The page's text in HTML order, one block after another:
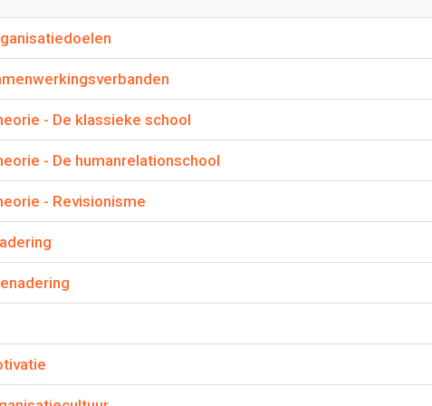
permanent proces van strategisch management
onderscheiden bij de cyclus van strategisch
en aanpassen vaardigheden, analyse en strategische
Dit is een preview. Er zijn 2 andere flashcards beschikbaar voor
Laat hier meer flashcards zien
(= organisatie) voor elkaar en samenleving willen betekenen
waarde ze willen leveren
met elkaar gedeelde waarden&normen (shared values).
- De klassieke school
- De humanrelationschool
- Revisionisme